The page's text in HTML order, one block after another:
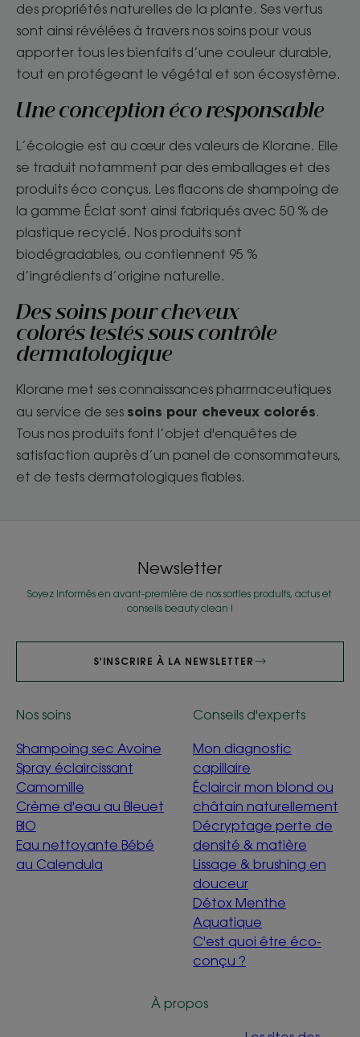
des propriétés naturelles de la plante. Ses vertus
sont ainsi révélées à travers nos soins pour vous
apporter tous les bienfaits d’une couleur durable,
tout en protégeant le végétal et son écosystème.
Une conception éco responsable
L’écologie est au cœur des valeurs de Klorane. Elle
se traduit notamment par des emballages et des
produits éco conçus. Les flacons de shampoing de
la gamme Éclat sont ainsi fabriqués avec 50 % de
plastique recyclé. Nos produits sont
biodégradables, ou contiennent 95 %
d’ingrédients d’origine naturelle.
Des soins pour cheveux
colorés testés sous contrôle
dermatologique
Klorane met ses connaissances pharmaceutiques
au service de ses soins pour cheveux colorés.
Tous nos produits font l’objet d'enquêtes de
satisfaction auprès d’un panel de consommateurs,
et de tests dermatologiques fiables.
Newsletter
Soyez informés en avant-première de nos sorties produits, actus et
conseils beauty clean !
S'INSCRIRE À LA NEWSLETTER
Nos soins
Shampoing sec Avoine
Spray éclaircissant
Camomille
Crème d'eau au Bleuet
BIO
Eau nettoyante Bébé
au Calendula
Conseils d'experts
Mon diagnostic
capillaire
Éclaircir mon blond ou
châtain naturellement
Décryptage perte de
densité & matière
Lissage & brushing en
douceur
Détox Menthe
Aquatique
C'est quoi être éco-
conçu ?
À propos